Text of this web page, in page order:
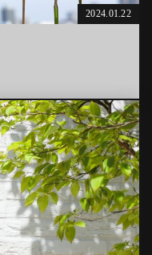
2024.01.22